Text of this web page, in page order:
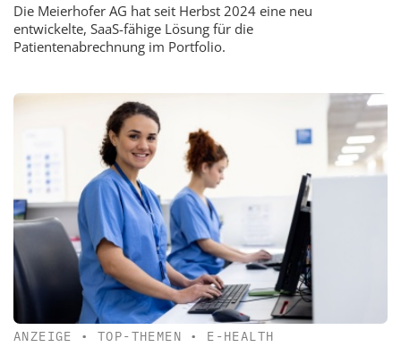
Die Meierhofer AG hat seit Herbst 2024 eine neu
entwickelte, SaaS-fähige Lösung für die
Patientenabrechnung im Portfolio.
ANZEIGE •TOP-THEMEN • E-HEALTH